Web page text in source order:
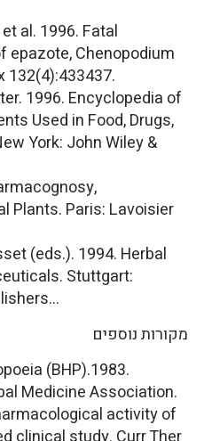
al. 1996. Fatal
epazote, Chenopodium
132(4):433437.
1996. Encyclopedia of
Used in Food, Drugs,
York: John Wiley &
Plants. Paris: Lavoisier
(eds.). 1994. Herbal
Stuttgart:
מקורות נוספים
(BHP).1983.
Medicine Association.
activity of